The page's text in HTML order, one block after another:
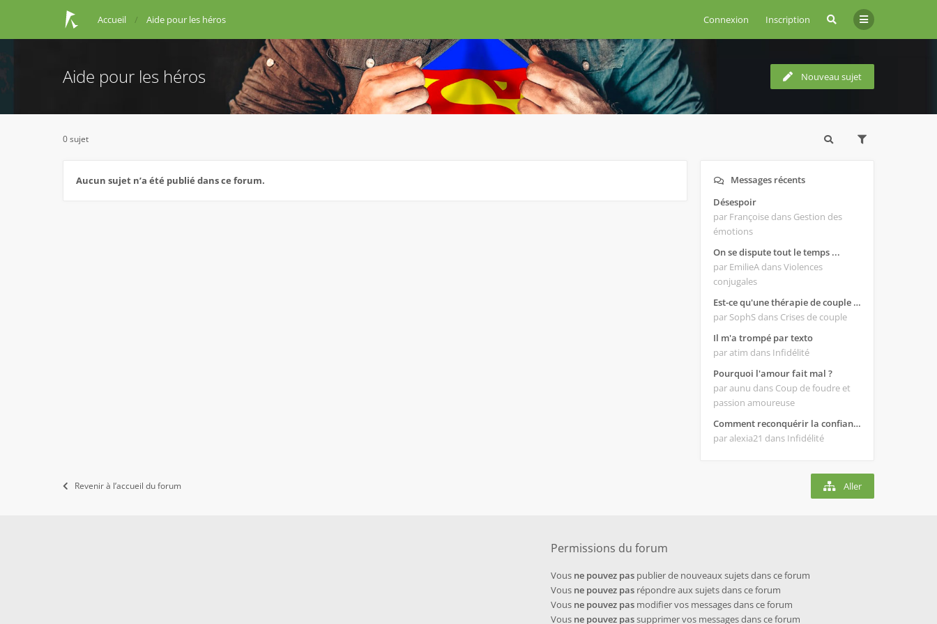
Connexion Inscription
Accueil Aide pour les héros
Aide pour les héros Nouveau sujet
0 sujet
Aucun sujet n’a été publié dans ce forum.
Messages récents
Désespoir
par Françoise dans Gestion des
émotions
On se dispute tout le temps ...
par EmilieA dans Violences
conjugales
Est-ce qu'une thérapie de couple est efficace ?
par SophS dans Crises de couple
Il m'a trompé par texto
par atim dans Infidélité
Pourquoi l'amour fait mal ?
par aunu dans Coup de foudre et
passion amoureuse
Comment reconquérir la confiance de mon homme ?
par alexia21 dans Infidélité
Revenir à l’accueil du forum Aller
Permissions du forum
Vous ne pouvez pas publier de nouveaux sujets dans ce forum
Vous ne pouvez pas répondre aux sujets dans ce forum
Vous ne pouvez pas modifier vos messages dans ce forum
Vous ne pouvez passupprimer vos messages dans ce forum